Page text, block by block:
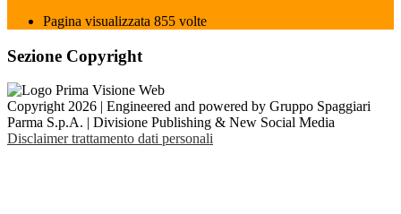
Pagina visualizzata 855 volte
Sezione Copyright
Copyright 2026 | Engineered and powered by Gruppo Spaggiari
Parma S.p.A. | Divisione Publishing & New Social Media
Disclaimer trattamento dati personali